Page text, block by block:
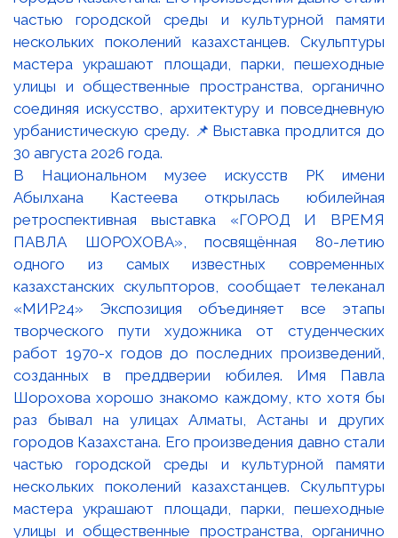
В Национальном музее искусств РК имени
Абылхана Кастеева открылась юбилейная
ретроспективная выставка «ГОРОД И ВРЕМЯ
ПАВЛА ШОРОХОВА», посвящённая 80-летию
одного из самых известных современных
казахстанских скульпторов, сообщает телеканал
«МИР24» Экспозиция объединяет все этапы
творческого пути художника от студенческих
работ 1970-х годов до последних произведений,
созданных в преддверии юбилея. Имя Павла
Шорохова хорошо знакомо каждому, кто хотя бы
раз бывал на улицах Алматы, Астаны и других
городов Казахстана. Его произведения давно стали
частью городской среды и культурной памяти
нескольких поколений казахстанцев. Скульптуры
мастера украшают площади, парки, пешеходные
улицы и общественные пространства, органично